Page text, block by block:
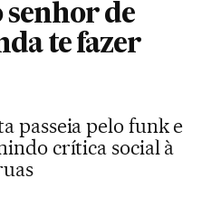
de
te fazer
passeia pelo funk e
crítica social à